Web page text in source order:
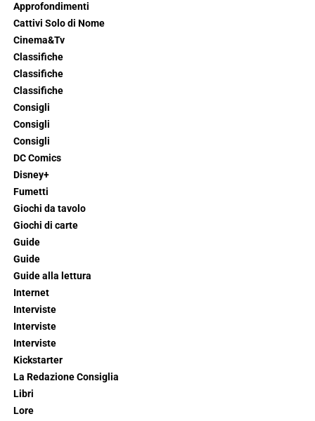
Approfondimenti
Cattivi Solo di Nome
Cinema&Tv
Classifiche
Classifiche
Classifiche
Consigli
Consigli
Consigli
DC Comics
Disney+
Fumetti
Giochi da tavolo
Giochi di carte
Guide
Guide
Guide alla lettura
Internet
Interviste
Interviste
Interviste
Kickstarter
La Redazione Consiglia
Libri
Lore